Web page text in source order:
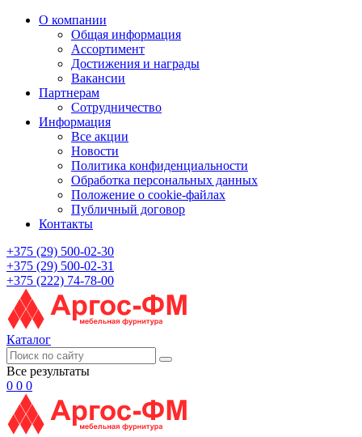
О компании
Общая информация
Ассортимент
Достижения и награды
Вакансии
Партнерам
Сотрудничество
Информация
Все акции
Новости
Политика конфиденциальности
Обработка персональных данных
Положение о cookie-файлах
Публичный договор
Контакты
+375 (29) 500-02-30
+375 (29) 500-02-31
+375 (222) 74-78-00
Каталог
Все результаты
0 0 0